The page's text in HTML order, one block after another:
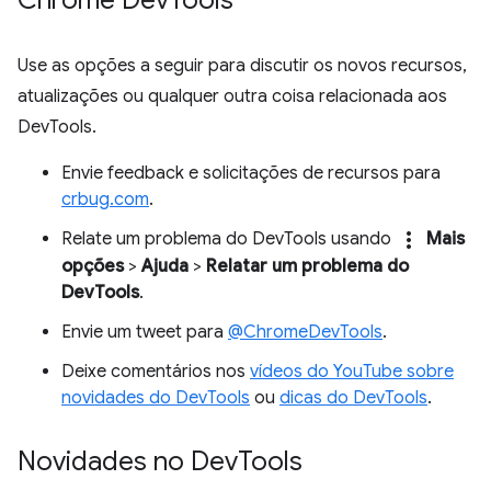
Use as opções a seguir para discutir os novos recursos,
atualizações ou qualquer outra coisa relacionada aos
DevTools.
Envie feedback e solicitações de recursos para
crbug.com.
Relate um problema do DevTools usando
more_vert
Mais
opções>Ajuda > Relatar um problema do
DevTools.
Envie um tweet para @ChromeDevTools.
Deixe comentários nos vídeos do YouTube sobre
novidades do DevTools ou dicas do DevTools.
Novidades no DevTools